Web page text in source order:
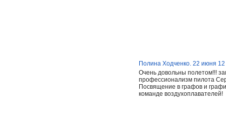
Полина Ходченко. 22 июня 12
Очень довольны полетом!!!
профессионализм пилота
Посвящение в графов и
команде воздухоплавателей!